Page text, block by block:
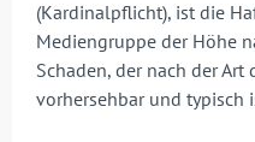
(Kardinalpflicht), ist die
Mediengruppe der Höhe
Schaden, der nach der
vorhersehbar und typisch